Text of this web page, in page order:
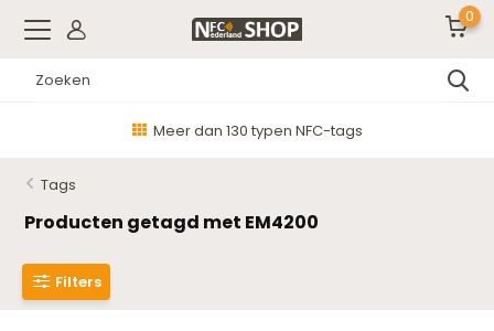
0
Meer dan 130 typen NFC-tags
Tags
Producten getagd met EM4200
Filters